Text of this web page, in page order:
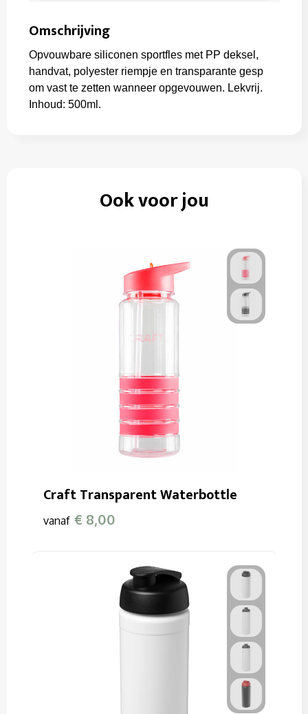
Omschrijving
Opvouwbare siliconen sportfles met PP deksel,
handvat, polyester riempje en transparante gesp
om vast te zetten wanneer opgevouwen. Lekvrij.
Inhoud: 500ml.
Ook voor jou
Craft Transparent Waterbottle
vanaf € 8,00